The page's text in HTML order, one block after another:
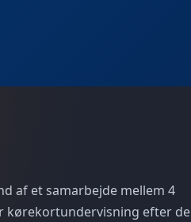
af et samarbejde mellem 4
kørekortundervisning efter de